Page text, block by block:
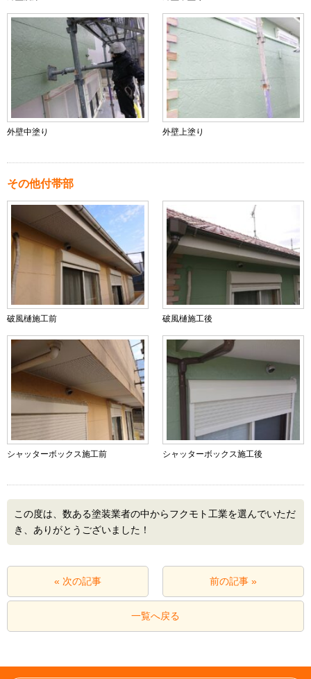
外壁中塗り 外壁上塗り
その他付帯部
破風樋施工前 破風樋施工後
シャッターボックス施工前 シャッターボックス施工後
この度は、数ある塗装業者の中からフクモト工業を選んでいただ
き、ありがとうございました！
« 次の記事 前の記事 »
一覧へ戻る